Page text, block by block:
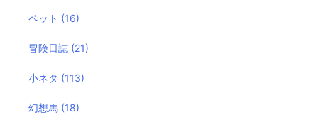
ペット (16)
冒険日誌 (21)
小ネタ (113)
幻想馬 (18)